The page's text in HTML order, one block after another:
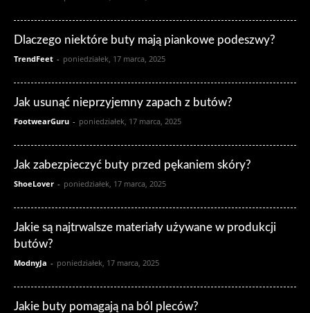
Dlaczego niektóre buty mają piankowe podeszwy?
TrendFeet - poniedziałek, 17 marca, 2025
Jak usunąć nieprzyjemny zapach z butów?
FootwearGuru - poniedziałek, 17 marca, 2025
Jak zabezpieczyć buty przed pękaniem skóry?
ShoeLover - poniedziałek, 17 marca, 2025
Jakie są najtrwalsze materiały używane w produkcji
butów?
ModnyJa - poniedziałek, 17 marca, 2025
Jakie buty pomagają na ból pleców?